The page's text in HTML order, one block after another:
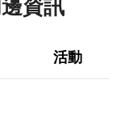
資訊
活動